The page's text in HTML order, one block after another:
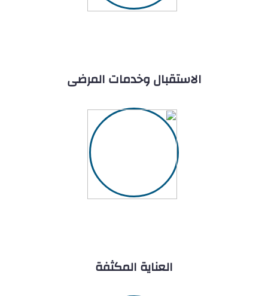
الاستقبال وخدمات المرضى
العناية المكثفة